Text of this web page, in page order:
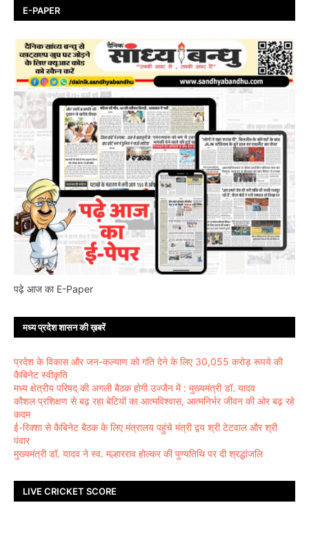
E-PAPER
पढ़े आज का E-Paper
मध्य प्रदेश शासन की ख़बरें
प्रदेश के विकास और जन-कल्याण को गति देने के लिए 30,055 करोड़ रूपये की
कैबिनेट स्वीकृति
मध्य क्षेत्रीय परिषद् की अगली बैठक होगी उज्जैन में : मुख्यमंत्री डॉ. यादव
कौशल प्रशिक्षण से बढ़ रहा बेटियों का आत्मविश्वास, आत्मनिर्भर जीवन की ओर बढ़ रहे
कदम
ई-रिक्शा से कैबिनेट बैठक के लिए मंत्रालय पहुंचे मंत्री द्वय श्री टेटवाल और श्री
पंवार
मुख्यमंत्री डॉ. यादव ने स्व. मल्हारराव होल्कर की पुण्यतिथि पर दी श्रद्धांजलि
LIVE CRICKET SCORE